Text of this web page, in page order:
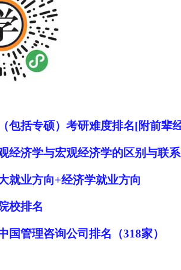
包括专硕）考研难度排名[附前辈
经济学与宏观经济学的区别与联系
就业方向+经济学就业方向
校排名
国管理咨询公司排名（318家）